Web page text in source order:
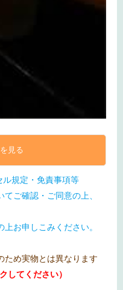
見る
規定・免責事項等
ご確認・ご同意の上、
お申しこみください。
ため実物とは異なります
してください）